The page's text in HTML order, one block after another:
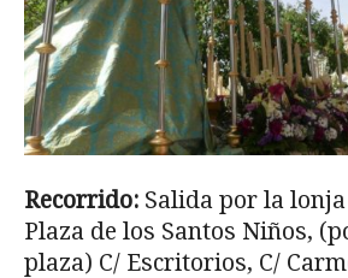
Recorrido: Salida por la
Plaza de los Santos Niños,
plaza) C/ Escritorios, C/